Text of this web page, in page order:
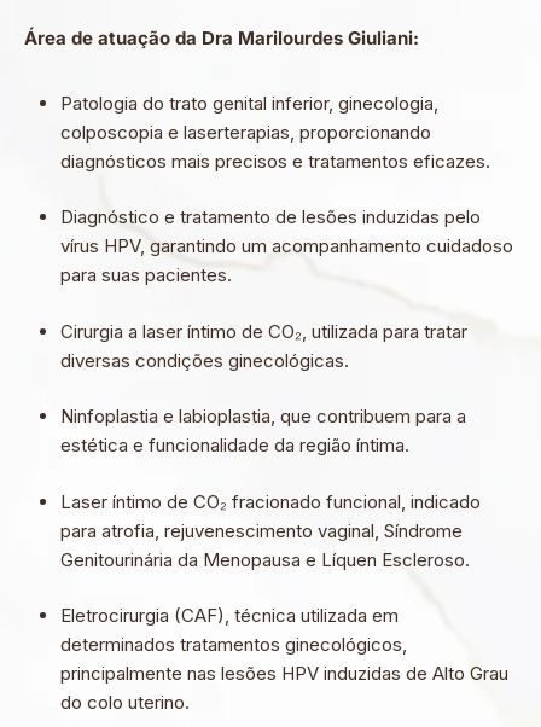
Área de atuação da Dra Marilourdes Giuliani:
Patologia do trato genital inferior, ginecologia,
colposcopia e laserterapias, proporcionando
diagnósticos mais precisos e tratamentos eficazes.
Diagnóstico e tratamento de lesões induzidas pelo
vírus HPV, garantindo um acompanhamento cuidadoso
para suas pacientes.
Cirurgia a laser íntimo de CO₂, utilizada para tratar
diversas condições ginecológicas.
Ninfoplastia e labioplastia, que contribuem para a
estética e funcionalidade da região íntima.
Laser íntimo de CO₂ fracionado funcional, indicado
para atrofia, rejuvenescimento vaginal, Síndrome
Genitourinária da Menopausa e Líquen Escleroso.
Eletrocirurgia (CAF), técnica utilizada em
determinados tratamentos ginecológicos,
principalmente nas lesões HPV induzidas de Alto Grau
do colo uterino.